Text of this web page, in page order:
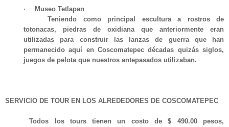
·
Museo Tetlapan
Teniendo como principal escultura a rostros de
totonacas, piedras de oxidiana que anteriormente eran
utilizadas para construir las lanzas de guerra que han
permanecido aquí en Coscomatepec décadas quizás siglos,
juegos de pelota que nuestros antepasados utilizaban.
SERVICIO DE TOUR EN LOS ALREDEDORES DE COSCOMATEPEC
Todos los tours tienen un costo de $ 490.00 pesos,